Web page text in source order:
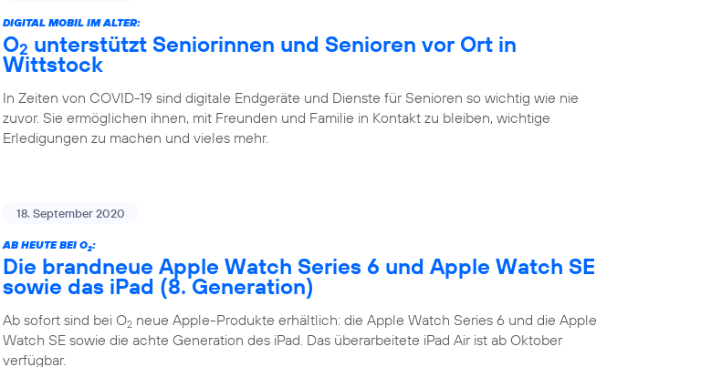
DIGITAL MOBIL IM ALTER:
O2 unterstützt Seniorinnen und Senioren vor Ort in
Wittstock
In Zeiten von COVID-19 sind digitale Endgeräte und Dienste für Senioren so wichtig wie nie
zuvor. Sie ermöglichen ihnen, mit Freunden und Familie in Kontakt zu bleiben, wichtige
Erledigungen zu machen und vieles mehr.
18. September 2020
AB HEUTE BEI O2:
Die brandneue Apple Watch Series 6 und Apple Watch SE
sowie das iPad (8. Generation)
Ab sofort sind bei O2 neue Apple-Produkte erhältlich: die Apple Watch Series 6 und die Apple
Watch SE sowie die achte Generation des iPad. Das überarbeitete iPad Air ist ab Oktober
verfügbar.